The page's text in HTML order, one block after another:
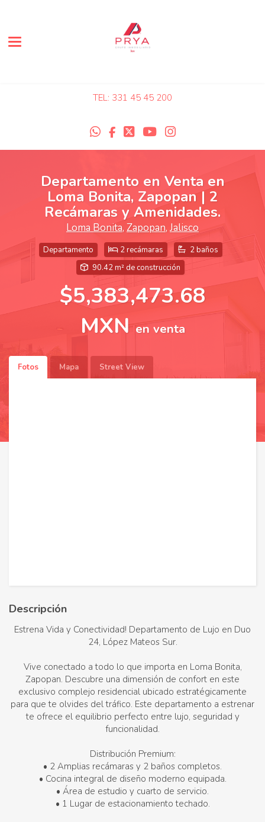
Toggle navigation
TEL: 331 45 45 200
Departamento en Venta en
Loma Bonita, Zapopan | 2
Recámaras y Amenidades.
Loma Bonita, Zapopan, Jalisco
Departamento 2 recámaras
2 baños
90.42 m² de construcción
$5,383,473.68
MXN en venta
Fotos Mapa Street View
Descripción
Estrena Vida y Conectividad! Departamento de Lujo en Duo
24, López Mateos Sur.
Vive conectado a todo lo que importa en Loma Bonita,
Zapopan. Descubre una dimensión de confort en este
exclusivo complejo residencial ubicado estratégicamente
para que te olvides del tráfico. Este departamento a estrenar
te ofrece el equilibrio perfecto entre lujo, seguridad y
funcionalidad.
Distribución Premium:
• 2 Amplias recámaras y 2 baños completos.
• Cocina integral de diseño moderno equipada.
• Área de estudio y cuarto de servicio.
• 1 Lugar de estacionamiento techado.